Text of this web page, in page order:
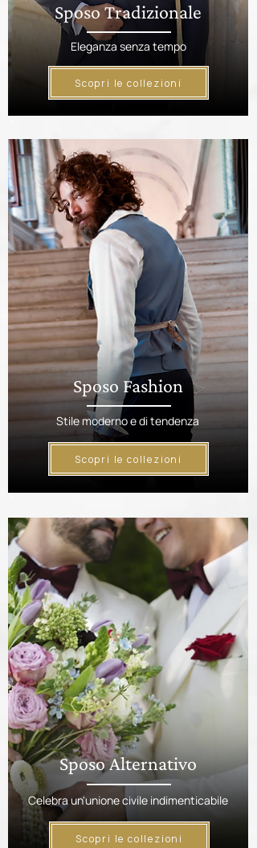
Sposo Tradizionale
Eleganza senza tempo
Scopri le collezioni
Sposo Fashion
Stile moderno e di tendenza
Scopri le collezioni
Sposo Alternativo
Celebra un'unione civile indimenticabile
Scopri le collezioni